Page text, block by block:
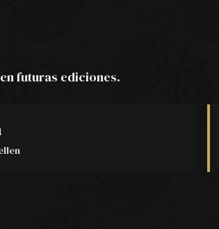
futuras ediciones.